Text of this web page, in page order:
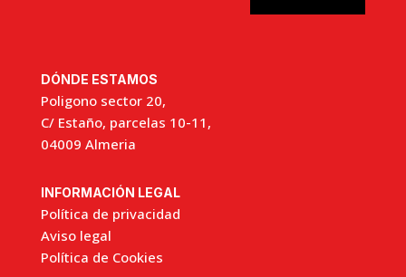
DÓNDE ESTAMOS
Poligono sector 20,
C/ Estaño, parcelas 10-11,
04009 Almeria
INFORMACIÓN LEGAL
Política de privacidad
Aviso legal
Política de Cookies